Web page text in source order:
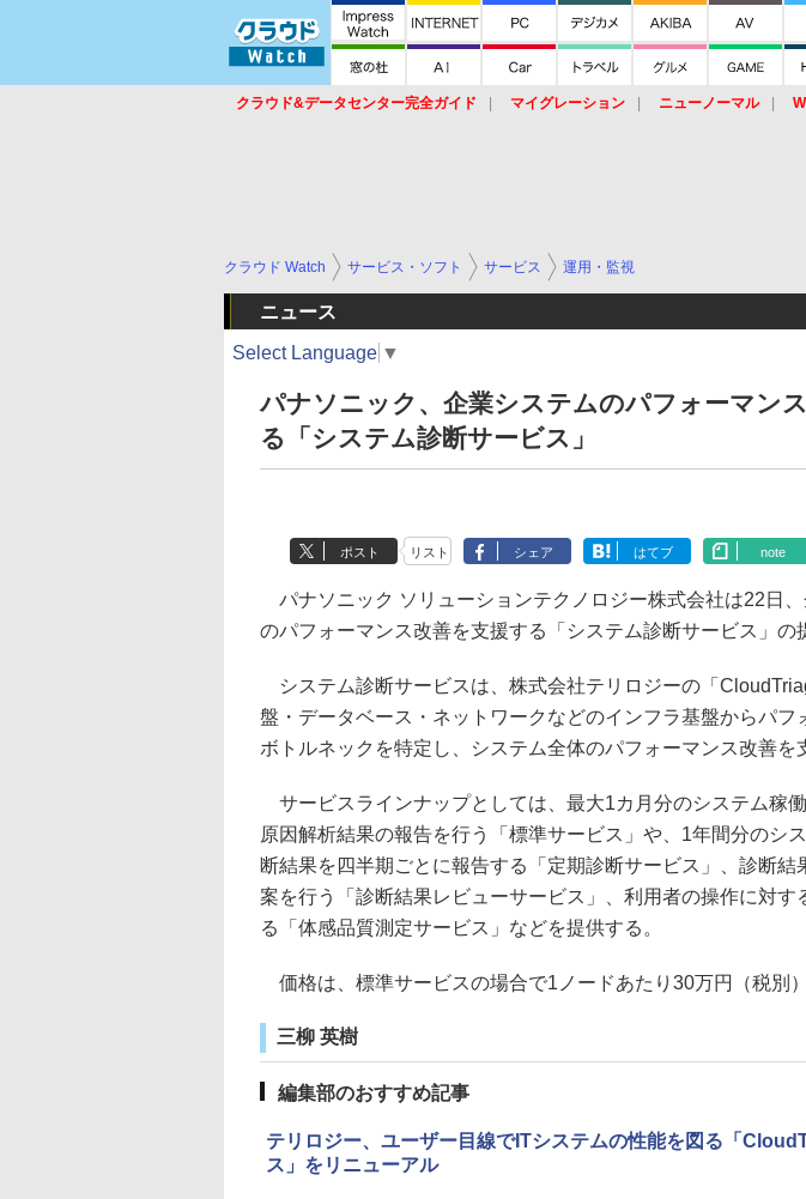
クラウド&データセンター完全ガイド マイグレーション ニューノーマル
クラウド Watch サービス・ソフト サービス 運用・監視
ニュース
Select Language ▼
パナソニック、企業システムのパフォーマン
る「システム診断サービス」
ポスト リスト シェア はてブ note
パナソニック ソリューションテクノロジー株式会社は22日
のパフォーマンス改善を支援する「システム診断サービス」の
システム診断サービスは、株式会社テリロジーの「
盤・データベース・ネットワークなどのインフラ基盤からパフ
ボトルネックを特定し、システム全体のパフォーマンス改善を
サービスラインナップとしては、最大1カ月分のシステム稼
原因解析結果の報告を行う「標準サービス」や、1年間分のシ
断結果を四半期ごとに報告する「定期診断サービス」、診断結
案を行う「診断結果レビューサービス」、利用者の操作に対す
る「体感品質測定サービス」などを提供する。
価格は、標準サービスの場合で1ノードあたり30万円（税別）
三柳 英樹
編集部のおすすめ記事
テリロジー、ユーザー目線でITシステムの性能を図る「
ス」をリニューアル